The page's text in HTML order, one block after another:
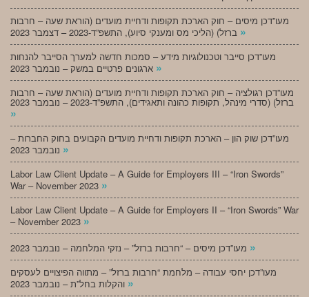
מעו”דכן מיסים – חוק הארכת תקופות ודחיית מועדים (הוראת שעה – חרבות
»
מעו”דכן סייבר וטכנולוגיות מידע – סמכות חדשה למערך הסייבר להנחות
»
מעו”דכן רגולציה – חוק הארכת תקופות ודחיית מועדים (הוראת שעה – חרבות
ברזל) (סדרי מינהל, תקופות כהונה ותאגידים), התשפ”ד-2023 – נובמבר 2023
»
מעו”דכן שוק הון – הארכת תקופות ודחיית מועדים הקבועים בחוק החברות –
»
Labor Law Client Update – A Guide for Employers III – “Iron Swords”
War – November 2023 »
Labor Law Client Update – A Guide for Employers II – “Iron Swords” War
– November 2023 »
»
מעו”דכן יחסי עבודה – מלחמת “חרבות ברזל” – מתווה הפיצויים לעסקים
»